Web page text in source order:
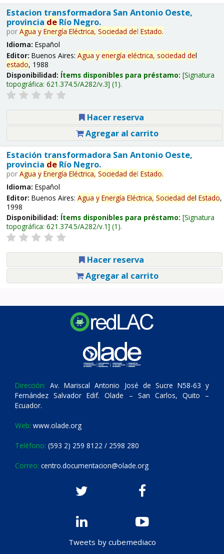
Estacion transformadora San Antonio Oeste,
provincia deRío Negro.
por Agua y Energía Eléctrica, Sociedad del Estado.
Idioma: Español
Editor: Buenos Aires: Agua y energía eléctrica, sociedad del
estado, 1988
Disponibilidad: Ítems disponibles para préstamo: Signatura
topográfica: 621.374.5/A282/v.3 (1).
Hacer reserva
Agregar al carrito
Estación transformadora San Antonio Oeste,
provincia deRío Negro.
por Agua y Energía Eléctrica, Sociedad del Estado.
Idioma: Español
Editor: Buenos Aires: Agua y Energía Eléctrica, Sociedad del Estado,
1998
Disponibilidad: Ítems disponibles para préstamo: Signatura
topográfica: 621.374.5/A282/v.1 (1).
Hacer reserva
Agregar al carrito
Dirección: Av. Mariscal Antonio José de Sucre N58-63 y
Fernández Salvador Edif. Olade – San Carlos, Quito –
Ecuador.
Web: www.olade.org
Teléfono: (593 2) 259 8122 / 2598 280
Correo: centro.documentacion@olade.org
Tweets by cubemediaco